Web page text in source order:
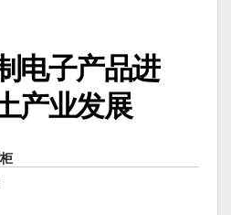
电子产品进
产业发展